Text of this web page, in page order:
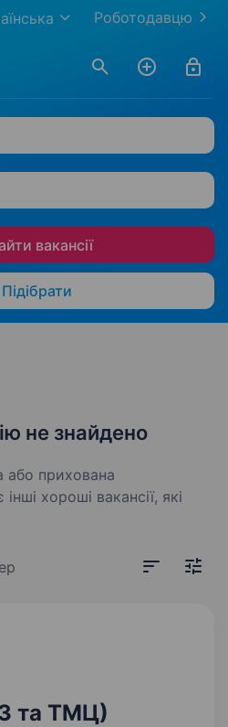
Роботодавцю
вакансії
Підібрати
не знайдено
або прихована
хороші вакансії, які
та ТМЦ)